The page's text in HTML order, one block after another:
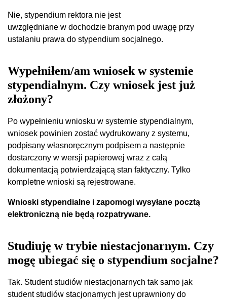
Nie, stypendium rektora nie jest
uwzględniane w dochodzie branym pod uwagę przy
ustalaniu prawa do stypendium socjalnego.
Wypełniłem/am wniosek w systemie
stypendialnym. Czy wniosek jest już
złożony?
Po wypełnieniu wniosku w systemie stypendialnym,
wniosek powinien zostać wydrukowany z systemu,
podpisany własnoręcznym podpisem a następnie
dostarczony w wersji papierowej wraz z całą
dokumentacją potwierdzającą stan faktyczny. Tylko
kompletne wnioski są rejestrowane.
Wnioski stypendialne i zapomogi wysyłane pocztą
elektroniczną nie będą rozpatrywane.
Studiuję w trybie niestacjonarnym. Czy
mogę ubiegać się o stypendium socjalne?
Tak. Student studiów niestacjonarnych tak samo jak
student studiów stacjonarnych jest uprawniony do